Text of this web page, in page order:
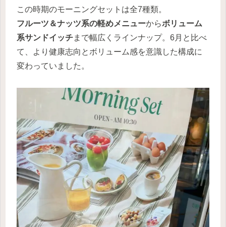
この時期のモーニングセットは全7種類。
フルーツ＆ナッツ系の軽めメニューからボリューム
系サンドイッチまで幅広くラインナップ。6月と比べ
て、より健康志向とボリューム感を意識した構成に
変わっていました。